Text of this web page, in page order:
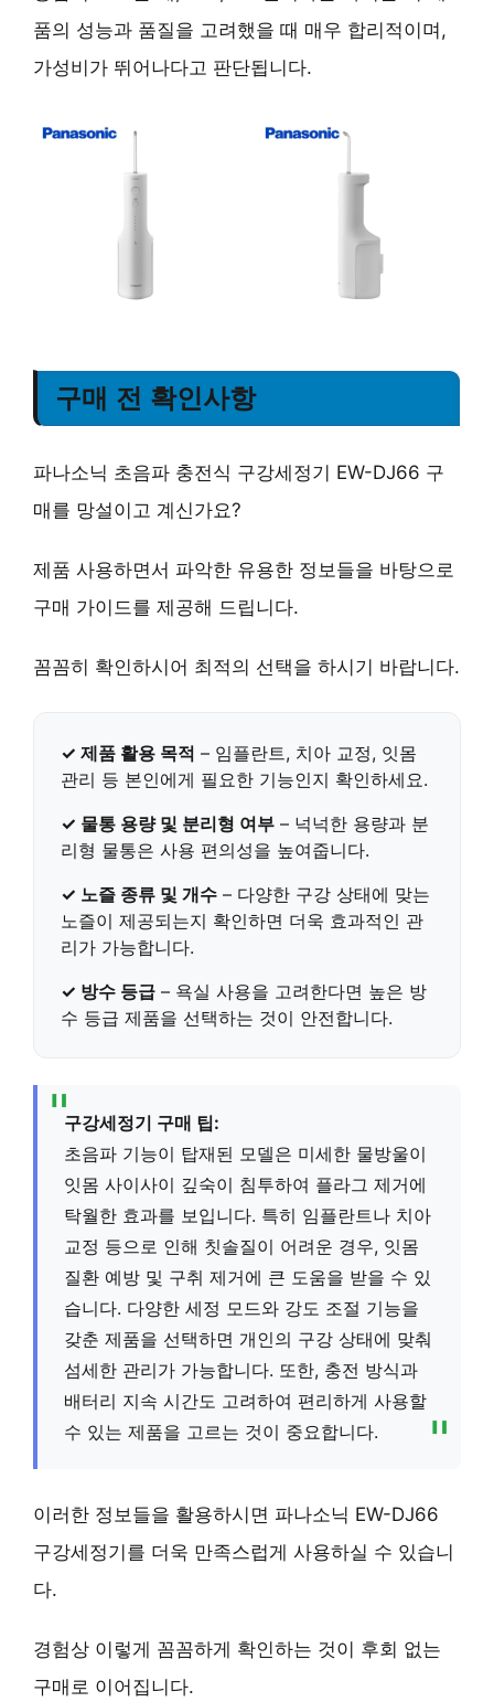
품의 성능과 품질을 고려했을 때 매우 합리적이며,
가성비가 뛰어나다고 판단됩니다.
구매 전 확인사항
파나소닉 초음파 충전식 구강세정기 EW-DJ66 구
매를 망설이고 계신가요?
제품 사용하면서 파악한 유용한 정보들을 바탕으로
구매 가이드를 제공해 드립니다.
꼼꼼히 확인하시어 최적의 선택을 하시기 바랍니다.
✓ 제품 활용 목적 – 임플란트, 치아 교정, 잇몸
관리 등 본인에게 필요한 기능인지 확인하세요.
✓ 물통 용량 및 분리형 여부 – 넉넉한 용량과 분
리형 물통은 사용 편의성을 높여줍니다.
✓ 노즐 종류 및 개수 – 다양한 구강 상태에 맞는
노즐이 제공되는지 확인하면 더욱 효과적인 관
리가 가능합니다.
✓ 방수 등급 – 욕실 사용을 고려한다면 높은 방
수 등급 제품을 선택하는 것이 안전합니다.
구강세정기 구매 팁:
초음파 기능이 탑재된 모델은 미세한 물방울이
잇몸 사이사이 깊숙이 침투하여 플라그 제거에
탁월한 효과를 보입니다. 특히 임플란트나 치아
교정 등으로 인해 칫솔질이 어려운 경우, 잇몸
질환 예방 및 구취 제거에 큰 도움을 받을 수 있
습니다. 다양한 세정 모드와 강도 조절 기능을
갖춘 제품을 선택하면 개인의 구강 상태에 맞춰
섬세한 관리가 가능합니다. 또한, 충전 방식과
배터리 지속 시간도 고려하여 편리하게 사용할
수 있는 제품을 고르는 것이 중요합니다.
이러한 정보들을 활용하시면 파나소닉 EW-DJ66
구강세정기를 더욱 만족스럽게 사용하실 수 있습니
다.
경험상 이렇게 꼼꼼하게 확인하는 것이 후회 없는
구매로 이어집니다.